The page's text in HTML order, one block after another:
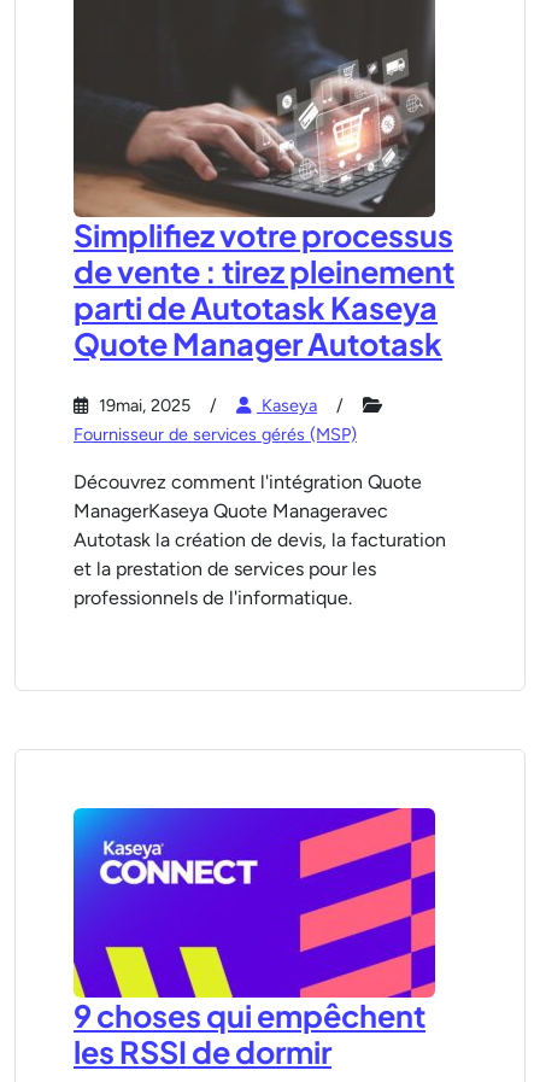
Simplifiez votre processus
de vente : tirez pleinement
parti de Autotask Kaseya
Quote Manager Autotask
19mai, 2025
Kaseya
Fournisseur de services gérés (MSP)
Découvrez comment l'intégration Quote
ManagerKaseya Quote Manageravec
Autotask la création de devis, la facturation
et la prestation de services pour les
professionnels de l'informatique.
9 choses qui empêchent
les RSSI de dormir